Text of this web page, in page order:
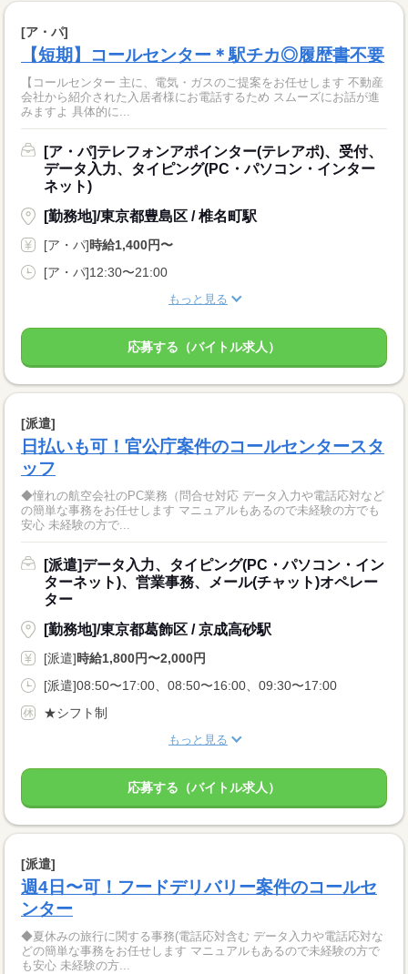
[ア・パ]
【短期】コールセンター＊駅チカ◎履歴書不要
【コールセンター 主に、電気・ガスのご提案をお任せします 不動産
会社から紹介された入居者様にお電話するため スムーズにお話が進
みますよ 具体的に...
[ア・パ]テレフォンアポインター(テレアポ)、受付、
データ入力、タイピング(PC・パソコン・インター
ネット)
[勤務地]/東京都豊島区 / 椎名町駅
[ア・パ]時給1,400円〜
[ア・パ]12:30〜21:00
もっと見る
応募する（バイトル求人）
[派遣]
日払いも可！官公庁案件のコールセンタースタ
ッフ
◆憧れの航空会社のPC業務（問合せ対応 データ入力や電話応対など
の簡単な事務をお任せします マニュアルもあるので未経験の方でも
安心 未経験の方で...
[派遣]データ入力、タイピング(PC・パソコン・イン
ターネット)、営業事務、メール(チャット)オペレー
ター
[勤務地]/東京都葛飾区 / 京成高砂駅
[派遣]時給1,800円〜2,000円
[派遣]08:50〜17:00、08:50〜16:00、09:30〜17:00
★シフト制
もっと見る
応募する（バイトル求人）
[派遣]
週4日〜可！フードデリバリー案件のコールセ
ンター
◆夏休みの旅行に関する事務(電話応対含む データ入力や電話応対な
どの簡単な事務をお任せします マニュアルもあるので未経験の方で
も安心 未経験の方...